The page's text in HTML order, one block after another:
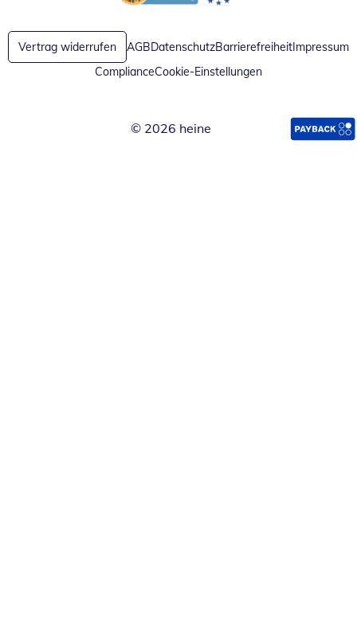
Öffnet in neuem FensterÖffnet in neuem Fenster
Vertrag widerrufen AGBDatenschutzBarrierefreiheitImpressum
ComplianceCookie-Einstellungen
© 2026 heine